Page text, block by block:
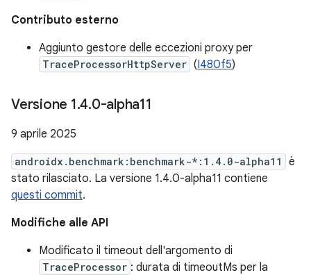
Contributo esterno
Aggiunto gestore delle eccezioni proxy per
TraceProcessorHttpServer (I480f5)
Versione 1.4.0-alpha11
9 aprile 2025
androidx.benchmark:benchmark-*:1.4.0-alpha11
è
stato rilasciato. La versione 1.4.0-alpha11 contiene
questi commit.
Modifiche alle API
Modificato il timeout dell'argomento di
TraceProcessor : durata di timeoutMs per la